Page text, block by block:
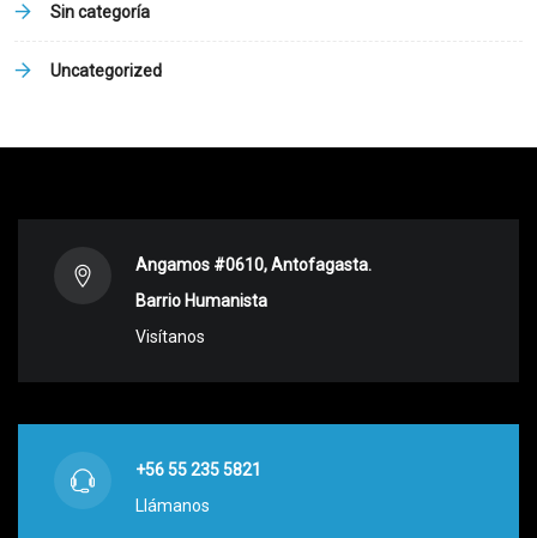
Sin categoría
Uncategorized
Angamos #0610, Antofagasta.
Barrio Humanista
Visítanos
+56 55 235 5821
Llámanos